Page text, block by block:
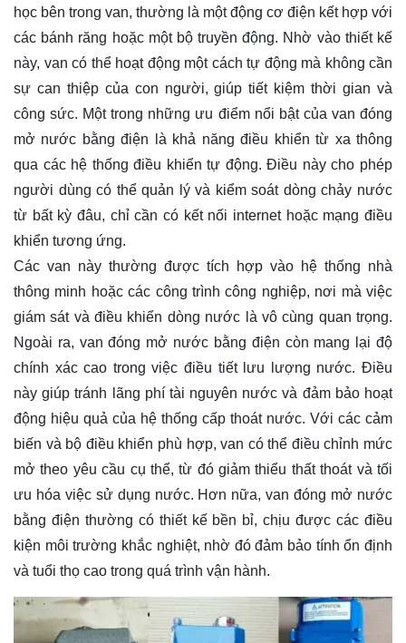
học bên trong van, thường là một động cơ điện kết hợp với
các bánh răng hoặc một bộ truyền động. Nhờ vào thiết kế
này, van có thể hoạt động một cách tự động mà không cần
sự can thiệp của con người, giúp tiết kiệm thời gian và
công sức. Một trong những ưu điểm nổi bật của van đóng
mở nước bằng điện là khả năng điều khiển từ xa thông
qua các hệ thống điều khiển tự động. Điều này cho phép
người dùng có thể quản lý và kiểm soát dòng chảy nước
từ bất kỳ đâu, chỉ cần có kết nối internet hoặc mạng điều
khiển tương ứng.
Các van này thường được tích hợp vào hệ thống nhà
thông minh hoặc các công trình công nghiệp, nơi mà việc
giám sát và điều khiển dòng nước là vô cùng quan trọng.
Ngoài ra, van đóng mở nước bằng điện còn mang lại độ
chính xác cao trong việc điều tiết lưu lượng nước. Điều
này giúp tránh lãng phí tài nguyên nước và đảm bảo hoạt
động hiệu quả của hệ thống cấp thoát nước. Với các cảm
biến và bộ điều khiển phù hợp, van có thể điều chỉnh mức
mở theo yêu cầu cụ thể, từ đó giảm thiểu thất thoát và tối
ưu hóa việc sử dụng nước. Hơn nữa, van đóng mở nước
bằng điện thường có thiết kế bền bỉ, chịu được các điều
kiện môi trường khắc nghiệt, nhờ đó đảm bảo tính ổn định
và tuổi thọ cao trong quá trình vận hành.